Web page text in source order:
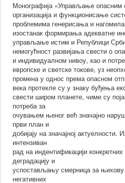
Монографија «Управљање
организација и функционисање
проблемима генерисања и
изостанак формирања адекватне
управљање истим и Републици
немогућност развијања свести о
и индивидуалном нивоу, као и
европске и светске токове, уз
промена у однос према опасном
века протекле су у знаку буђења
свести широм планете, чиме су
потреба за
очувањем њеног већ значајно
први план и
добијају на значајној актуелности.
интензиван
рад на индентификацији конкретних
деградацију и
успостављању смерница за
негативних